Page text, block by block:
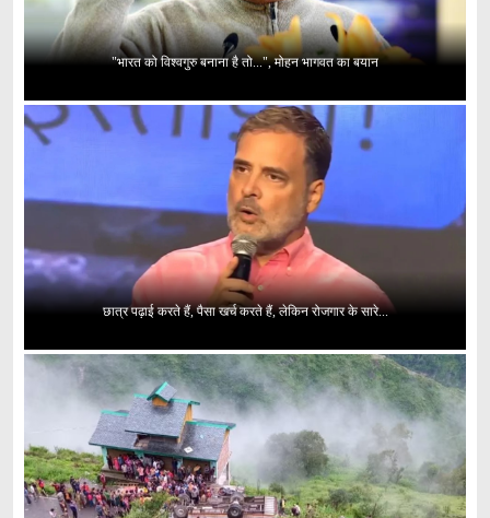
"भारत को विश्वगुरु बनाना है तो...", मोहन भागवत का बयान
छात्र पढ़ाई करते हैं, पैसा खर्च करते हैं, लेकिन रोजगार के सारे...